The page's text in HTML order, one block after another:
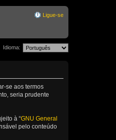
Ligue-se
Idioma:
se aos termos
seria prudente
à “GNU General
pelo conteúdo